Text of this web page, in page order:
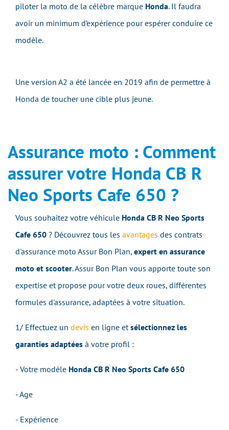
piloter la moto de la célèbre marque Honda. Il faudra
avoir un minimum d’expérience pour espérer conduire ce
modèle.
Une version A2 a été lancée en 2019 afin de permettre à
Honda de toucher une cible plus jeune.
Assurance moto : Comment
assurer votre Honda CB R
Neo Sports Cafe 650 ?
Vous souhaitez votre véhicule Honda CB R Neo Sports
Cafe 650 ? Découvrez tous les avantages des contrats
d'assurance moto Assur Bon Plan, expert en assurance
moto et scooter. Assur Bon Plan vous apporte toute son
expertise et propose pour votre deux roues, différentes
formules d'assurance, adaptées à votre situation.
1/ Effectuez un devis en ligne et sélectionnez les
garanties adaptées à votre profil :
- Votre modèle Honda CB R Neo Sports Cafe 650
- Age
- Expérience